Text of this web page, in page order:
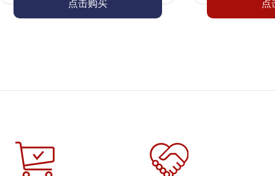
点击购买 点